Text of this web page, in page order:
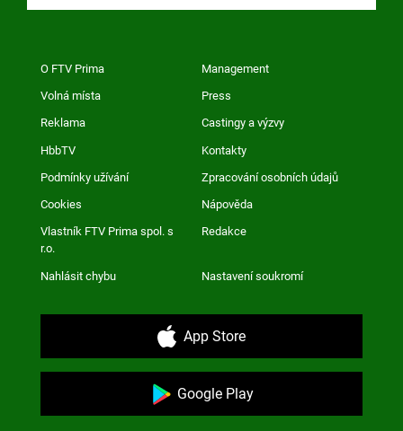
O FTV Prima Management
Volná místa Press
Reklama Castingy a výzvy
HbbTV Kontakty
Podmínky užívání Zpracování osobních údajů
Cookies Nápověda
Vlastník FTV Prima spol. s
r.o.
Redakce
Nahlásit chybu Nastavení soukromí
App Store
Google Play